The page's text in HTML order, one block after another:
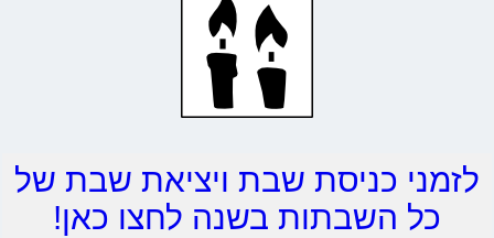
לזמני כניסת שבת ויציאת שבת של
כל השבתות בשנה לחצו כאן!